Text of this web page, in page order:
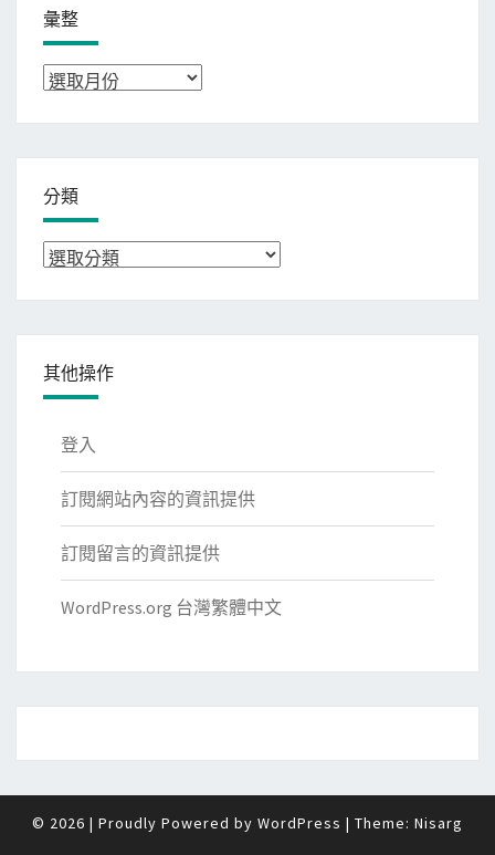
彙整
彙
分類
分
其他操作
登入
訂閱網站內容的資訊提供
訂閱留言的資訊提供
WordPress.org 台灣繁體中文
© 2026 | Proudly Powered by WordPress | Theme: Nisarg